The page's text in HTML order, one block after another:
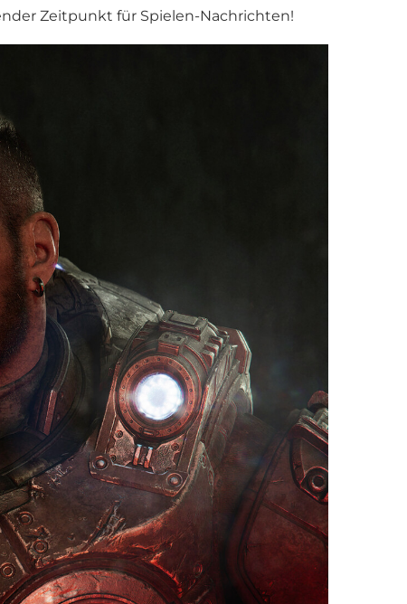
Zeitpunkt für Spielen-Nachrichten!